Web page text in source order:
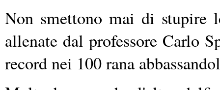
Non smettono mai di stupire
allenate dal professore Carlo
record nei 100 rana